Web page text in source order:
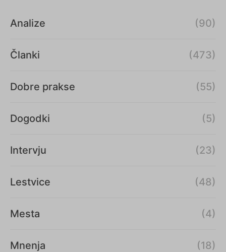
Analize (90)
Članki (473)
Dobre prakse (55)
Dogodki (5)
Intervju (23)
Lestvice (48)
Mesta (4)
Mnenja (18)